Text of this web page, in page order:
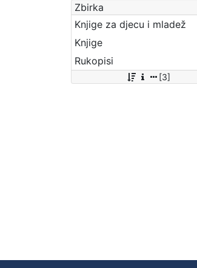
Zbirka
Knjige za djecu i mladež
Knjige
Rukopisi
[3]